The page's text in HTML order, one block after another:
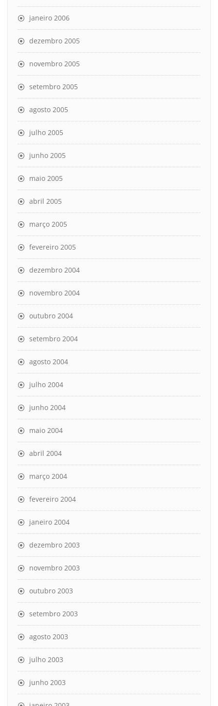
janeiro 2006
dezembro 2005
novembro 2005
setembro 2005
agosto 2005
julho 2005
junho 2005
maio 2005
abril 2005
março 2005
fevereiro 2005
dezembro 2004
novembro 2004
outubro 2004
setembro 2004
agosto 2004
julho 2004
junho 2004
maio 2004
abril 2004
março 2004
fevereiro 2004
janeiro 2004
dezembro 2003
novembro 2003
outubro 2003
setembro 2003
agosto 2003
julho 2003
junho 2003